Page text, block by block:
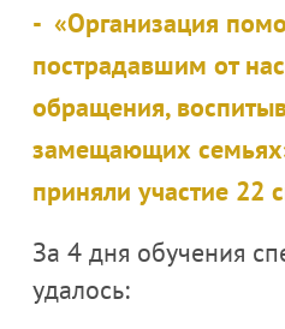
- «Организация
пострадавшим от
обращения,
замещающих
приняли участие 22
За 4 дня обучения
удалось: